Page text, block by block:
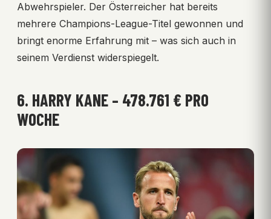
Abwehrspieler. Der Österreicher hat bereits
mehrere Champions-League-Titel gewonnen und
bringt enorme Erfahrung mit – was sich auch in
seinem Verdienst widerspiegelt.
6. HARRY KANE – 478.761 € PRO
WOCHE